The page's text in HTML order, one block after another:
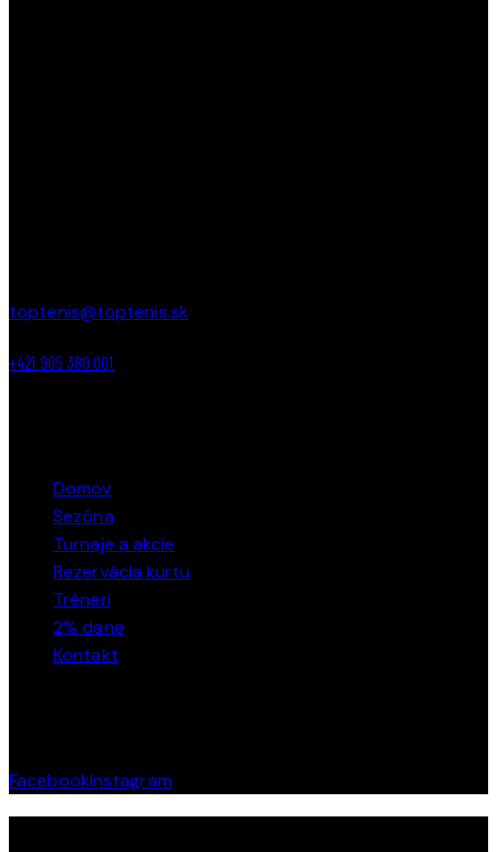
toptenis@toptenis.sk
+421 905 380 001
Domov
Sezóna
Turnaje a akcie
Rezervácia kurtu
Tréneri
2% dane
Kontakt
FacebookInstagram